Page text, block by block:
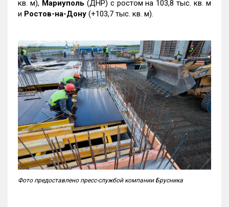
кв. м), Мариуполь (ДНР) с ростом на 103,8 тыс. кв. м
и Ростов-на-Дону (+103,7 тыс. кв. м).
Фото предоставлено пресс-службой компании Брусника